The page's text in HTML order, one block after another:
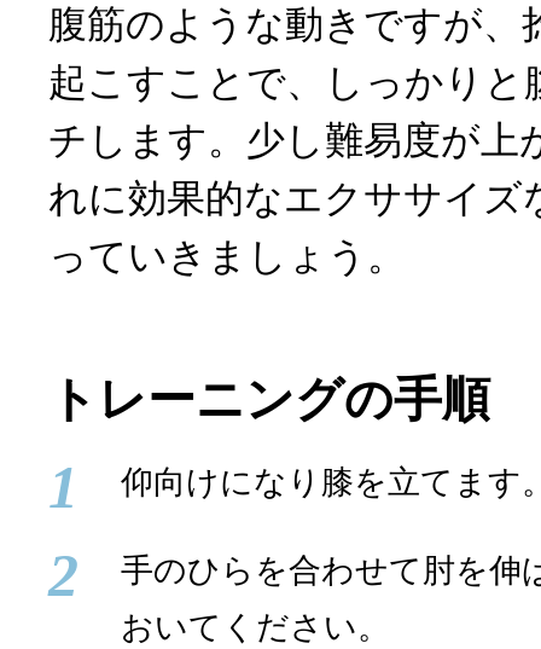
腹筋のような動きですが、
起こすことで、しっかりと
チします。少し難易度が上
れに効果的なエクササイズ
っていきましょう。
トレーニングの手順
1 仰向けになり膝を立てます
2
手のひらを合わせて肘を伸
おいてください。